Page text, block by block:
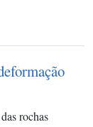
rochas